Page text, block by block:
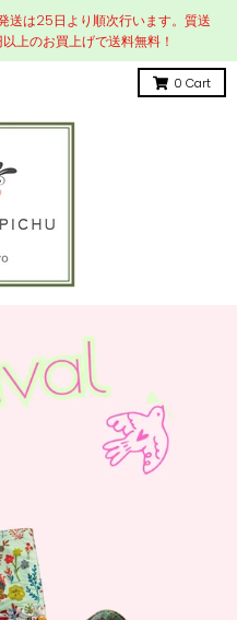
送は25日より順次行います。質送
上のお買上げで送料無料！
0 Cart